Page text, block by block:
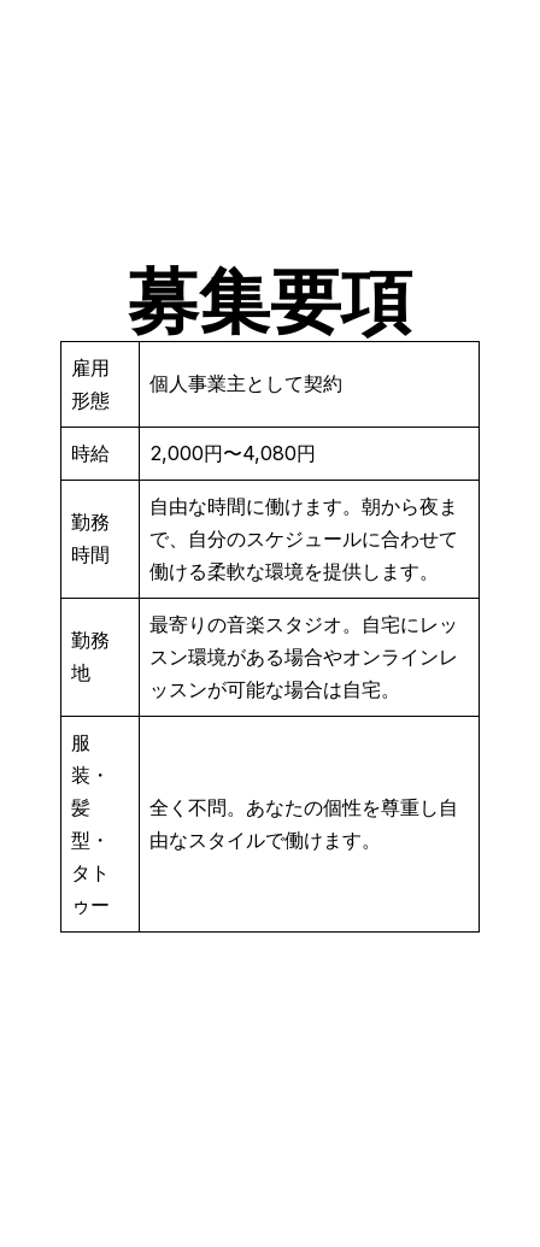
募集要項
雇用
形態
個人事業主として契約
時給 2,000円〜4,080円
勤務
時間
自由な時間に働けます。朝から夜ま
で、自分のスケジュールに合わせて
働ける柔軟な環境を提供します。
勤務
地
最寄りの音楽スタジオ。自宅にレッ
スン環境がある場合やオンラインレ
ッスンが可能な場合は自宅。
服
装・
髪
型・
タト
ゥー
全く不問。あなたの個性を尊重し自
由なスタイルで働けます。